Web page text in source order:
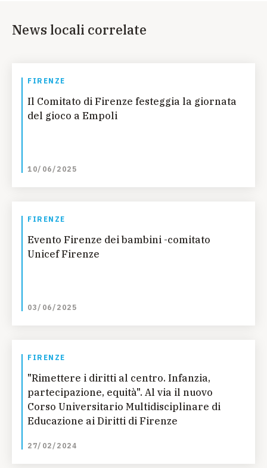
News locali correlate
FIRENZE
Il Comitato di Firenze festeggia la giornata
del gioco a Empoli
10/06/2025
FIRENZE
Evento Firenze dei bambini -comitato
Unicef Firenze
03/06/2025
FIRENZE
"Rimettere i diritti al centro. Infanzia,
partecipazione, equità". Al via il nuovo
Corso Universitario Multidisciplinare di
Educazione ai Diritti di Firenze
27/02/2024